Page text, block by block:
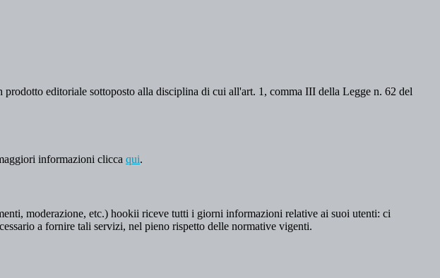
prodotto editoriale sottoposto alla disciplina di cui all'art. 1, comma III della Legge n. 62 del
informazioni clicca qui.
moderazione, etc.) hookii riceve tutti i giorni informazioni relative ai suoi utenti: ci
a fornire tali servizi, nel pieno rispetto delle normative vigenti.